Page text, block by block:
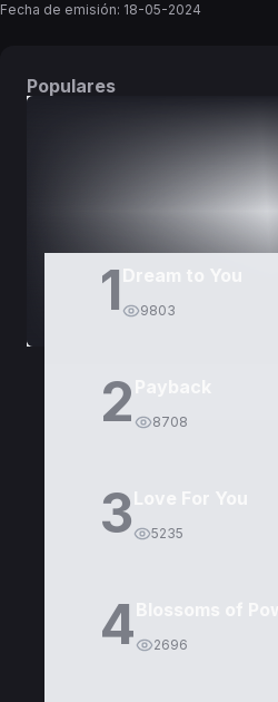
Fecha de emisión: 18-05-2024
Populares
1 9803
2 8708
3 5235
4 2696